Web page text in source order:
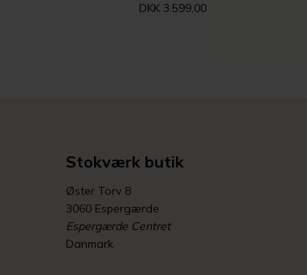
DKK 3.599,00
Stokværk butik
Øster Torv 8
3060 Espergærde
Espergærde Centret
Danmark